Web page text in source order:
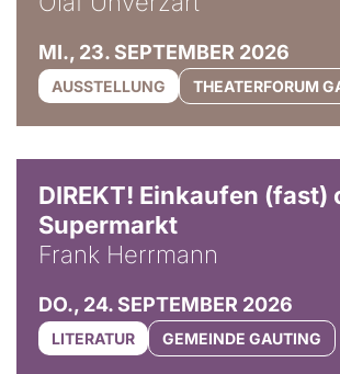
MI., 23. SEPTEMBER 2026
AUSSTELLUNG THEATERFORUM
DIREKT! Einkaufen (fast)
Supermarkt
Frank Herrmann
DO., 24. SEPTEMBER 2026
LITERATUR GEMEINDE GAUTING